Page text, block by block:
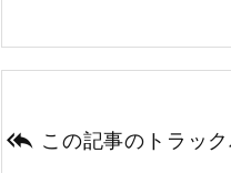
 この記事のトラッ